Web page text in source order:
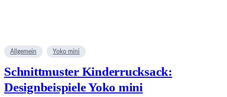
Allgemein Yoko mini
Schnittmuster Kinderrucksack:
Designbeispiele Yoko mini